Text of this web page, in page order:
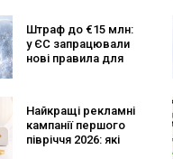
кількість заяв —
рекордна за 5
років
Штраф до €15 млн:
у ЄС запрацювали
нові правила для
Найкращі рекламні
кампанії першого
півріччя 2026: які